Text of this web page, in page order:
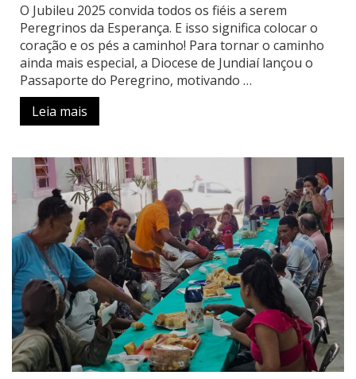
O Jubileu 2025 convida todos os fiéis a serem
Peregrinos da Esperança. E isso significa colocar o
coração e os pés a caminho! Para tornar o caminho
ainda mais especial, a Diocese de Jundiaí lançou o
Passaporte do Peregrino, motivando …
Leia mais